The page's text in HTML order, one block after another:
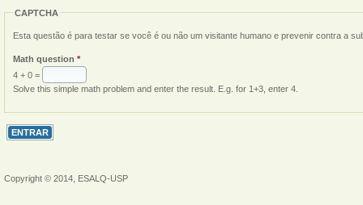
CAPTCHA
Esta questão é para testar se você é ou não um visitante humano e prevenir contra a
Math question *
4 + 0 =
Solve this simple math problem and enter the result. E.g. for 1+3, enter 4.
Copyright © 2014, ESALQ-USP